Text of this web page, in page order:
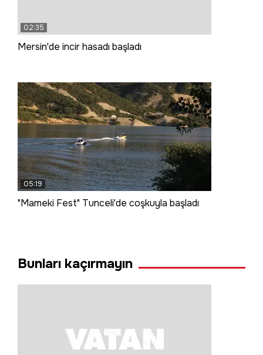
02:35
Mersin'de incir hasadı başladı
05:19
"Mameki Fest" Tunceli'de coşkuyla başladı
Bunları kaçırmayın